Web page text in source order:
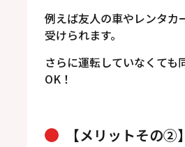
例えば友人の車やレンタカ
受けられます。
さらに運転していなくても
OK！
【メリットその②】